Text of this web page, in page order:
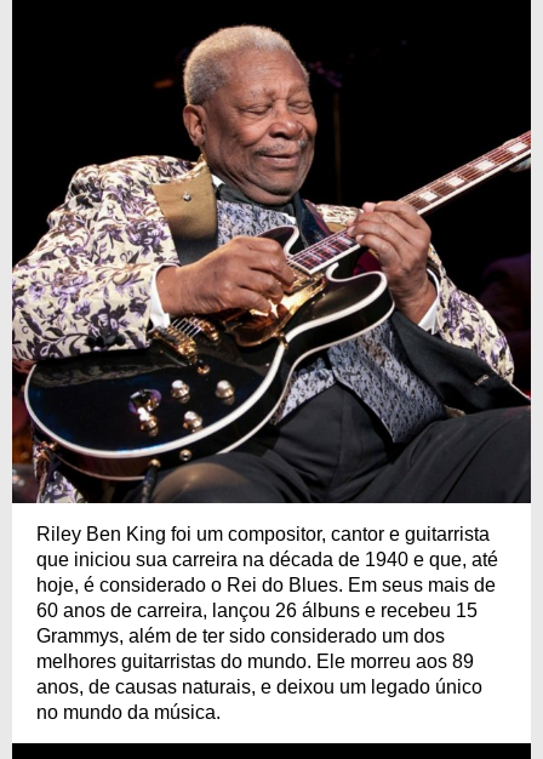
Riley Ben King foi um compositor, cantor e guitarrista
que iniciou sua carreira na década de 1940 e que, até
hoje, é considerado o Rei do Blues. Em seus mais de
60 anos de carreira, lançou 26 álbuns e recebeu 15
Grammys, além de ter sido considerado um dos
melhores guitarristas do mundo. Ele morreu aos 89
anos, de causas naturais, e deixou um legado único
no mundo da música.